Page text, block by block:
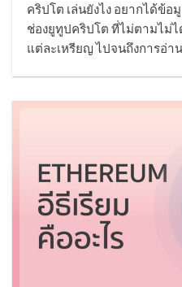
คริปโต เล่นยังไง อยากได้ข้อ
ช่องยูทูปคริปโต ที่ไม่ตามไม่
แต่ละเหรียญ ไปจนถึงการอ่า